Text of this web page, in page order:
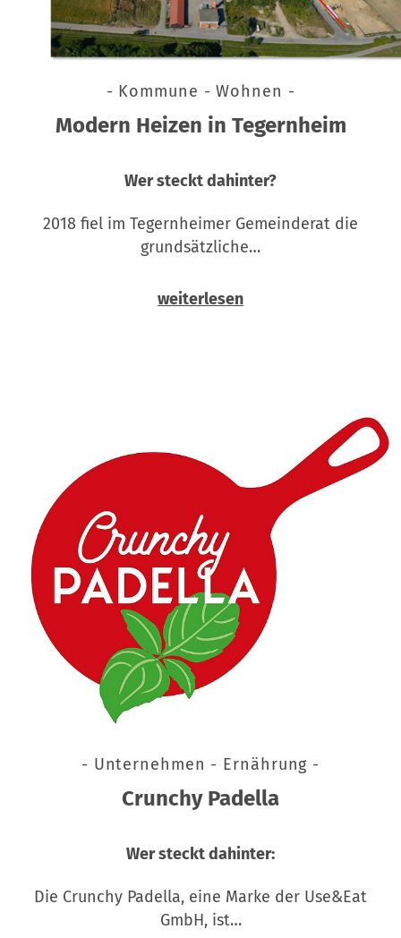
- Kommune - Wohnen -
Modern Heizen in Tegernheim
Wer steckt dahinter?
2018 fiel im Tegernheimer Gemeinderat die
grundsätzliche…
weiterlesen
- Unternehmen - Ernährung -
Crunchy Padella
Wer steckt dahinter:
Die Crunchy Padella, eine Marke der Use&Eat
GmbH, ist…